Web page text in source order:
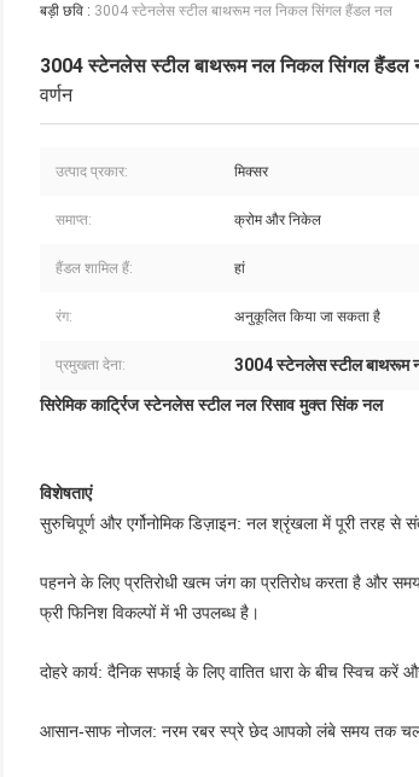
बड़ी छवि : 3004 स्टेनलेस स्टील बाथरूम नल निकल सिंगल हैंडल नल
3004 स्टेनलेस स्टील बाथरूम नल निकल सिंगल हैंडल
वर्णन
उत्पाद प्रकार: मिक्सर
समाप्त: क्रोम और निकेल
हैंडल शामिल हैं: हां
रंग: अनुकूलित किया जा सकता है
प्रमुखता देना: 3004 स्टेनलेस स्टील बाथरूम
सिरेमिक कार्ट्रिज स्टेनलेस स्टील नल रिसाव मुक्त सिंक नल
विशेषताएं
सुरुचिपूर्ण और एर्गोनोमिक डिज़ाइन: नल श्रृंखला में पूरी तरह से
पहनने के लिए प्रतिरोधी खत्म जंग का प्रतिरोध करता है और
फ्री फिनिश विकल्पों में भी उपलब्ध है।
दोहरे कार्य: दैनिक सफाई के लिए वातित धारा के बीच स्विच करें
आसान-साफ नोजल: नरम रबर स्प्रे छेद आपको लंबे समय तक चलने